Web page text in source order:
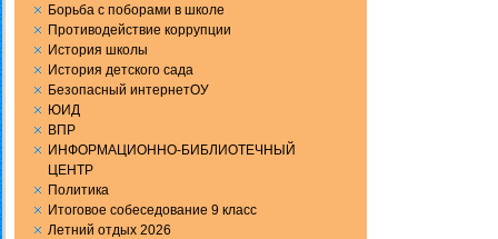
Борьба с поборами в школе
Противодействие коррупции
История школы
История детского сада
Безопасный интернетОУ
ЮИД
ВПР
ИНФОРМАЦИОННО-БИБЛИОТЕЧНЫЙ
ЦЕНТР
Политика
Итоговое собеседование 9 класс
Летний отдых 2026